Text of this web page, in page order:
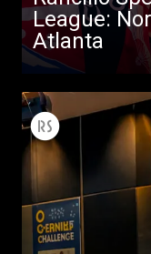
League:
Atlanta
Alle
Produkte
Nachrichten